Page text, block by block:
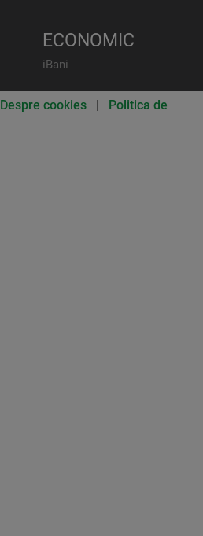
ECONOMIC
iBani
Despre cookies | Politica de